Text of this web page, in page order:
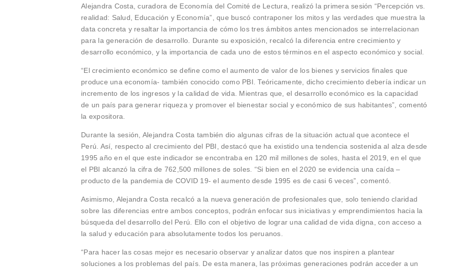
Alejandra Costa, curadora de Economía del Comité de Lectura, realizó la primera sesión “Percepción vs.
realidad: Salud, Educación y Economía”, que buscó contraponer los mitos y las verdades que muestra la
data concreta y resaltar la importancia de cómo los tres ámbitos antes mencionados se interrelacionan
para la generación de desarrollo. Durante su exposición, recalcó la diferencia entre crecimiento y
desarrollo económico, y la importancia de cada uno de estos términos en el aspecto económico y social.
“El crecimiento económico se define como el aumento de valor de los bienes y servicios finales que
produce una economía- también conocido como PBI. Teóricamente, dicho crecimiento debería indicar un
incremento de los ingresos y la calidad de vida. Mientras que, el desarrollo económico es la capacidad
de un país para generar riqueza y promover el bienestar social y económico de sus habitantes”, comentó
la expositora.
Durante la sesión, Alejandra Costa también dio algunas cifras de la situación actual que acontece el
Perú. Así, respecto al crecimiento del PBI, destacó que ha existido una tendencia sostenida al alza desde
1995 año en el que este indicador se encontraba en 120 mil millones de soles, hasta el 2019, en el que
el PBI alcanzó la cifra de 762,500 millones de soles. “Si bien en el 2020 se evidencia una caída –
producto de la pandemia de COVID 19- el aumento desde 1995 es de casi 6 veces”, comentó.
Asimismo, Alejandra Costa recalcó a la nueva generación de profesionales que, solo teniendo claridad
sobre las diferencias entre ambos conceptos, podrán enfocar sus iniciativas y emprendimientos hacia la
búsqueda del desarrollo del Perú. Ello con el objetivo de lograr una calidad de vida digna, con acceso a
la salud y educación para absolutamente todos los peruanos.
“Para hacer las cosas mejor es necesario observar y analizar datos que nos inspiren a plantear
soluciones a los problemas del país. De esta manera, las próximas generaciones podrán acceder a un